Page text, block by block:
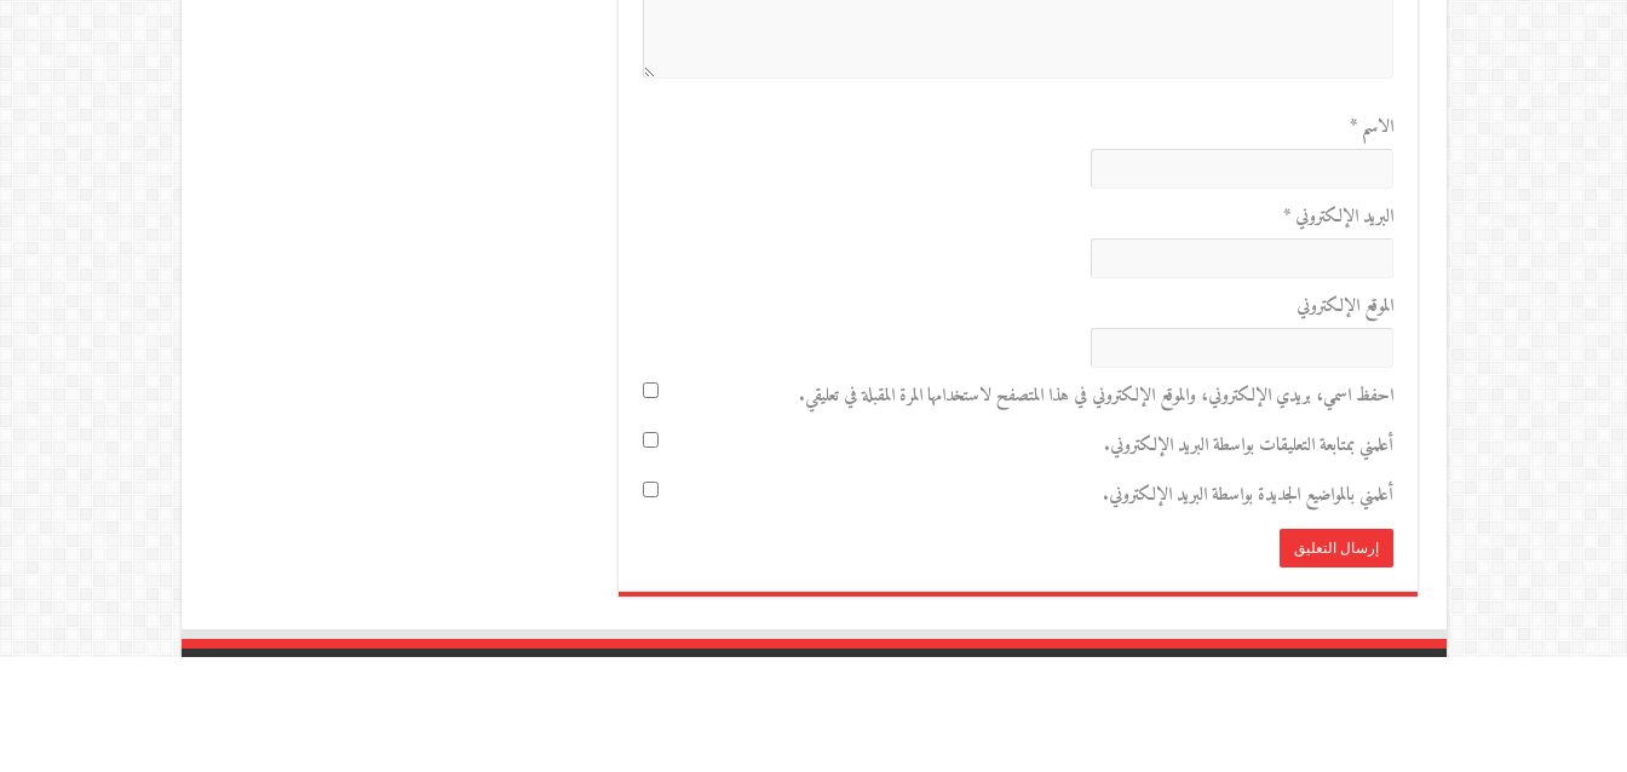
الاسم*
البريد الإلكتروني*
الموقع الإلكتروني
احفظ اسمي، بريدي الإلكتروني، والموقع الإلكتروني في هذا المتصفح لاستخدامها المرة المقبلة في تعليقي.
أعلمني بمتابعة التعليقات بواسطة البريد الإلكتروني.
أعلمني بالمواضيع الجديدة بواسطة البريد الإلكتروني.